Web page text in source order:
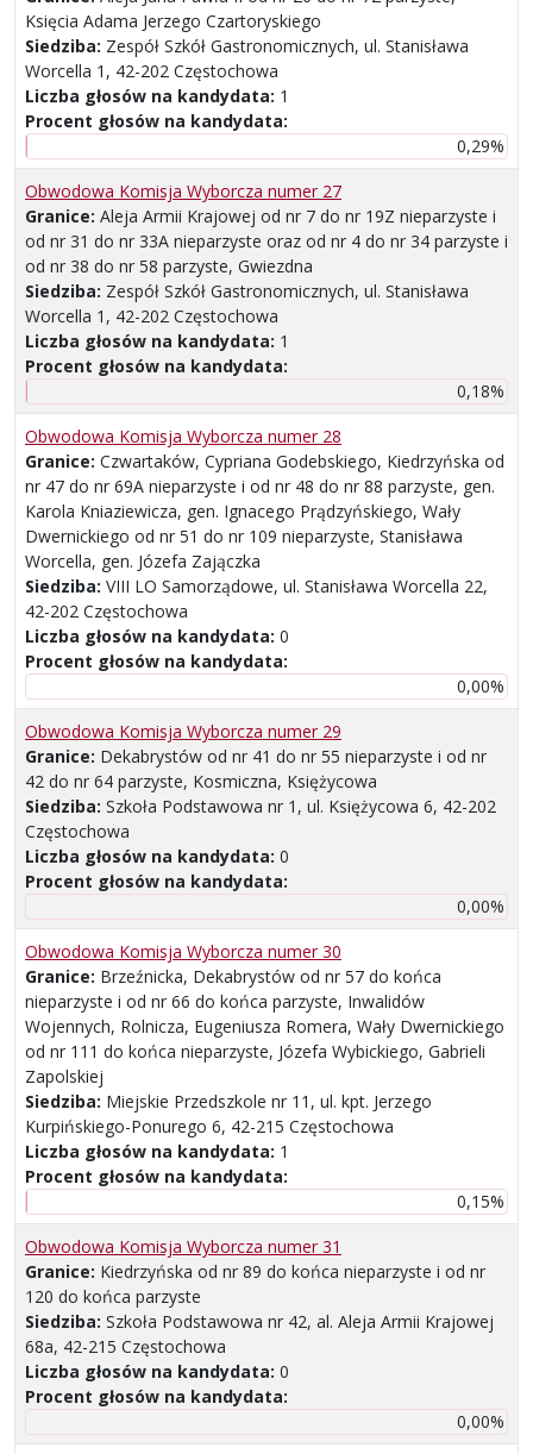
Księcia Adama Jerzego Czartoryskiego
Siedziba: Zespół Szkół Gastronomicznych, ul. Stanisława
Worcella 1, 42-202 Częstochowa
Liczba głosów na kandydata: 1
Procent głosów na kandydata:
0,29%
Obwodowa Komisja Wyborcza numer 27
Granice: Aleja Armii Krajowej od nr 7 do nr 19Z nieparzyste i
od nr 31 do nr 33A nieparzyste oraz od nr 4 do nr 34 parzyste i
od nr 38 do nr 58 parzyste, Gwiezdna
Siedziba: Zespół Szkół Gastronomicznych, ul. Stanisława
Worcella 1, 42-202 Częstochowa
Liczba głosów na kandydata: 1
Procent głosów na kandydata:
0,18%
Obwodowa Komisja Wyborcza numer 28
Granice: Czwartaków, Cypriana Godebskiego, Kiedrzyńska od
nr 47 do nr 69A nieparzyste i od nr 48 do nr 88 parzyste, gen.
Karola Kniaziewicza, gen. Ignacego Prądzyńskiego, Wały
Dwernickiego od nr 51 do nr 109 nieparzyste, Stanisława
Worcella, gen. Józefa Zajączka
Siedziba: VIII LO Samorządowe, ul. Stanisława Worcella 22,
42-202 Częstochowa
Liczba głosów na kandydata: 0
Procent głosów na kandydata:
0,00%
Obwodowa Komisja Wyborcza numer 29
Granice: Dekabrystów od nr 41 do nr 55 nieparzyste i od nr
42 do nr 64 parzyste, Kosmiczna, Księżycowa
Siedziba: Szkoła Podstawowa nr 1, ul. Księżycowa 6, 42-202
Częstochowa
Liczba głosów na kandydata: 0
Procent głosów na kandydata:
0,00%
Obwodowa Komisja Wyborcza numer 30
Granice: Brzeźnicka, Dekabrystów od nr 57 do końca
nieparzyste i od nr 66 do końca parzyste, Inwalidów
Wojennych, Rolnicza, Eugeniusza Romera, Wały Dwernickiego
od nr 111 do końca nieparzyste, Józefa Wybickiego, Gabrieli
Zapolskiej
Siedziba: Miejskie Przedszkole nr 11, ul. kpt. Jerzego
Kurpińskiego-Ponurego 6, 42-215 Częstochowa
Liczba głosów na kandydata: 1
Procent głosów na kandydata:
0,15%
Obwodowa Komisja Wyborcza numer 31
Granice: Kiedrzyńska od nr 89 do końca nieparzyste i od nr
120 do końca parzyste
Siedziba: Szkoła Podstawowa nr 42, al. Aleja Armii Krajowej
68a, 42-215 Częstochowa
Liczba głosów na kandydata: 0
Procent głosów na kandydata:
0,00%